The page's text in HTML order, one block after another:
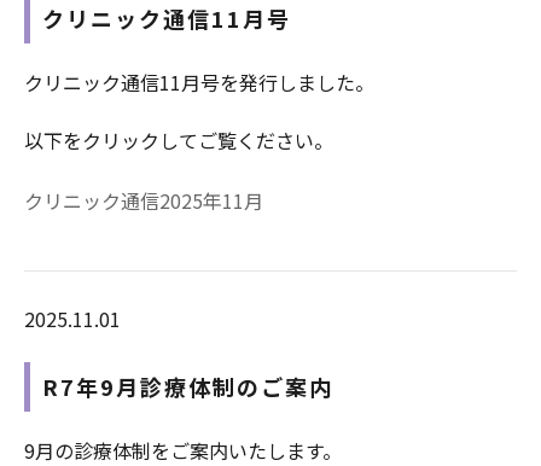
クリニック通信11月号
クリニック通信11月号を発行しました。
以下をクリックしてご覧ください。
クリニック通信2025年11月
2025.11.01
R7年9月診療体制のご案内
9月の診療体制をご案内いたします。